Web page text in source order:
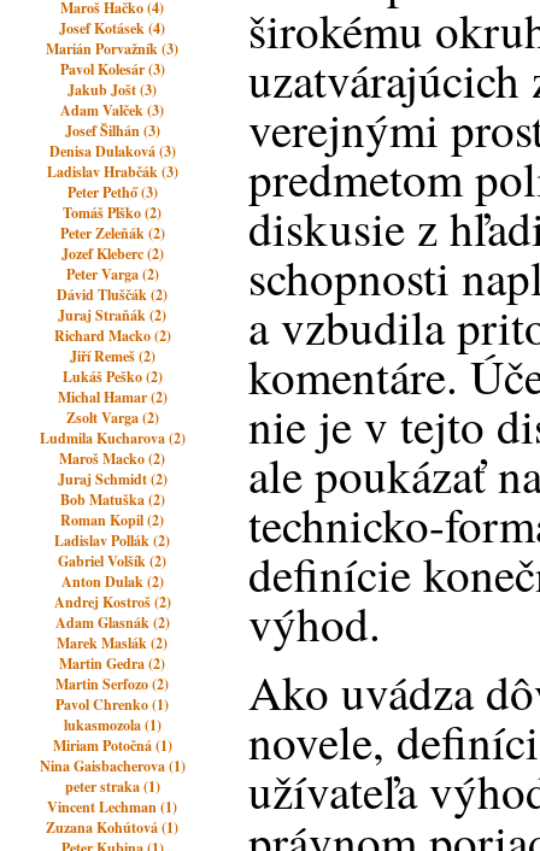
Maroš Hačko (4)
Josef Kotásek (4)
Marián Porvažník (3)
Pavol Kolesár (3)
Jakub Jošt (3)
Adam Valček (3)
Josef Šilhán (3)
Denisa Dulaková (3)
Ladislav Hrabčák (3)
Peter Pethő (3)
Tomáš Plško (2)
Peter Zeleňák (2)
Jozef Kleberc (2)
Peter Varga (2)
Dávid Tluščák (2)
Juraj Straňák (2)
Richard Macko (2)
Jiří Remeš (2)
Lukáš Peško (2)
Michal Hamar (2)
Zsolt Varga (2)
Ludmila Kucharova (2)
Maroš Macko (2)
Juraj Schmidt (2)
Bob Matuška (2)
Roman Kopil (2)
Ladislav Pollák (2)
Gabriel Volšík (2)
Anton Dulak (2)
Andrej Kostroš (2)
Adam Glasnák (2)
Marek Maslák (2)
Martin Gedra (2)
Martin Serfozo (2)
Pavol Chrenko (1)
lukasmozola (1)
Miriam Potočná (1)
Nina Gaisbacherova (1)
peter straka (1)
Vincent Lechman (1)
Zuzana Kohútová (1)
širokému
verejnými
predmetom
diskusie z
schopnosti
a vzbudila
komentáre.
nie je v tejto
ale poukázať
technicko-
definície
výhod.
Ako uvádza
novele,
užívateľa